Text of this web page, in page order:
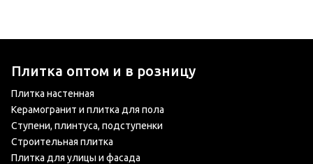
Плитка оптом и в розницу
Плитка настенная
Керамогранит и плитка для пола
Ступени, плинтуса, подступенки
Строительная плитка
Плитка для улицы и фасада